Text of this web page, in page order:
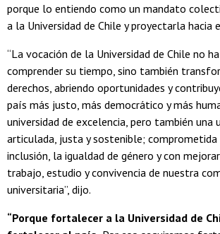
porque lo entiendo como un mandato
a la Universidad de Chile y proyectarla hacia
“La vocación de la Universidad de Chile no
comprender su tiempo, sino también
derechos, abriendo oportunidades y
país más justo, más democrático y más
universidad de excelencia, pero también una
articulada, justa y sostenible; comprometida
inclusión, la igualdad de género y con
trabajo, estudio y convivencia de nuestra
universitaria”, dijo.
“Porque fortalecer a la Universidad de